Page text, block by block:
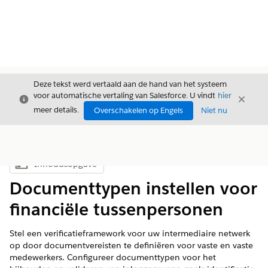
Sluiten
Deze tekst werd vertaald aan de hand van het systeem
voor automatische vertaling van Salesforce. U vindt hier
meer details.
Overschakelen op Engels Niet nu
Sluiten
Inhoudsopgave weergeven
Inhoudsopgave
Documenttypen instellen voor
financiële tussenpersonen
Stel een verificatieframework voor uw intermediaire netwerk
op door documentvereisten te definiëren voor vaste en vaste
medewerkers. Configureer documenttypen voor het